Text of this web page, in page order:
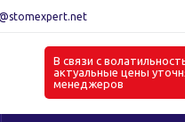
В связи с
актуальные цены
менеджеров